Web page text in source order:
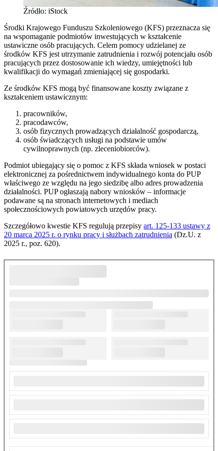
Źródło: iStock
Środki Krajowego Funduszu Szkoleniowego (KFS) przeznacza się
na wspomaganie podmiotów inwestujących w kształcenie
ustawiczne osób pracujących. Celem pomocy udzielanej ze
środków KFS jest utrzymanie zatrudnienia i rozwój potencjału osób
pracujących przez dostosowanie ich wiedzy, umiejętności lub
kwalifikacji do wymagań zmieniającej się gospodarki.
Ze środków KFS mogą być finansowane koszty związane z
kształceniem ustawicznym:
pracowników,
pracodawców,
osób fizycznych prowadzących działalność gospodarczą,
osób świadczących usługi na podstawie umów
cywilnoprawnych (np. zleceniobiorców).
Podmiot ubiegający się o pomoc z KFS składa wniosek w postaci
elektronicznej za pośrednictwem indywidualnego konta do PUP
właściwego ze względu na jego siedzibę albo adres prowadzenia
działalności. PUP ogłaszają nabory wniosków – informacje
podawane są na stronach internetowych i mediach
społecznościowych powiatowych urzędów pracy.
Szczegółowo kwestie KFS regulują przepisy art. 125-133 ustawy z
20 marca 2025 r. o rynku pracy i służbach zatrudnienia (Dz.U. z
2025 r., poz. 620).